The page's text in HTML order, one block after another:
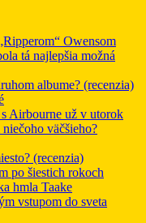
Owensom
tá najlepšia možná
albume? (recenzia)
Airbourne už v utorok
väčšieho?
(recenzia)
po šiestich rokoch
hmla Taake
vstupom do sveta